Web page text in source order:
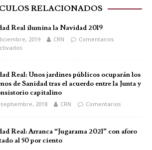
RELACIONADOS
Real ilumina la Navidad 2019
2019 CRN
Comentarios
Real: Unos jardines públicos ocuparán los
de Sanidad tras el acuerdo entre la Junta y
capitalino
septiembre, 2018 CRN
Comentarios
Real: Arranca “Jugarama 2021” con aforo
al 50 por ciento